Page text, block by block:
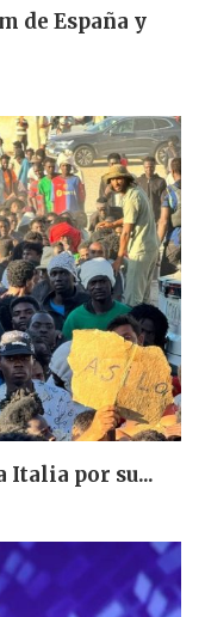
de España y
Italia por su...